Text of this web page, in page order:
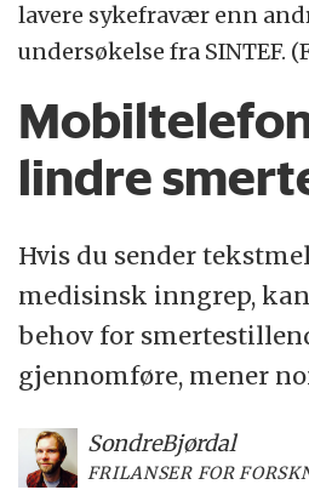
lavere sykefravær enn
undersøkelse fra SINTEF.
lindre
Hvis du sender
medisinsk inngrep,
behov for
gjennomføre, mener
SondreBjørdal
FRILANSER FOR